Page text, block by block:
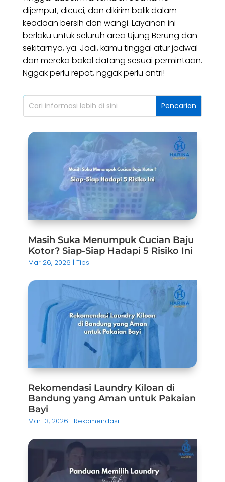
dijemput, dicuci, dan dikirim balik dalam
keadaan bersih dan wangi. Layanan ini
berlaku untuk seluruh area Ujung Berung dan
sekitarnya, ya. Jadi, kamu tinggal atur jadwal
dan mereka bakal datang sesuai permintaan.
Nggak perlu repot, nggak perlu antri!
Masih Suka Menumpuk Cucian Baju
Kotor? Siap-Siap Hadapi 5 Risiko Ini
Mar 26, 2026 |Tips
Rekomendasi Laundry Kiloan di
Bandung yang Aman untuk Pakaian
Bayi
Mar 13, 2026 | Rekomendasi